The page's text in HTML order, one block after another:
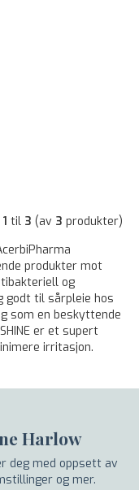
1 til 3 (av 3 produkter)
produkter mot
og
godt til sårpleie hos
som en beskyttende
er et supert
irritasjon.
Harlow
deg med oppsett av
og mer.